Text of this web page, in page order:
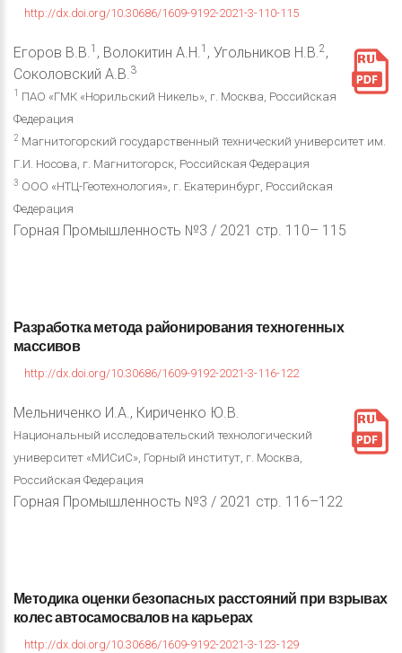
http://dx.doi.org/10.30686/1609-9192-2021-3-110-115
Егоров В.В.1 , Волокитин А.Н.1 , Угольников Н.В.2,
Соколовский А.В.3
1
ПАО «ГМК «Норильский Никель», г. Москва, Российская
Федерация
2 Магнитогорский государственный технический университет им.
Г.И. Носова, г. Магнитогорск, Российская Федерация
3 ООО «НТЦ-Геотехнология», г. Екатеринбург, Российская
Федерация
Горная Промышленность №3 / 2021 стр. 110– 115
Разработкаметодарайонированиятехногенных
массивов
http://dx.doi.org/10.30686/1609-9192-2021-3-116-122
Мельниченко И.А., Кириченко Ю.В.
Национальный исследовательский технологический
университет «МИСиС», Горный институт, г. Москва,
Российская Федерация
Горная Промышленность №3 / 2021 стр. 116–122
Методикаоценкибезопасныхрасстояний при взрывах
колесавтосамосваловна карьерах
http://dx.doi.org/10.30686/1609-9192-2021-3-123-129